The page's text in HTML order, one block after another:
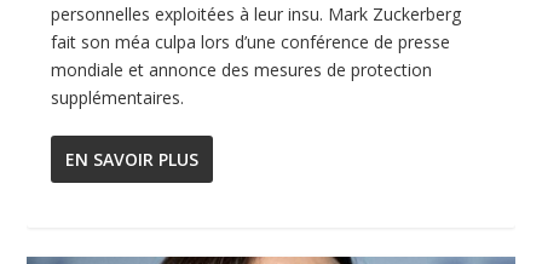
personnelles exploitées à leur insu. Mark Zuckerberg
fait son méa culpa lors d’une conférence de presse
mondiale et annonce des mesures de protection
supplémentaires.
EN SAVOIR PLUS